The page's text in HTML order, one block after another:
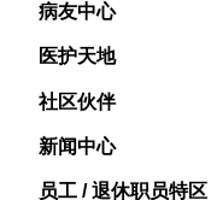
病友中心
医护天地
社区伙伴
新闻中心
员工 / 退休职员特区